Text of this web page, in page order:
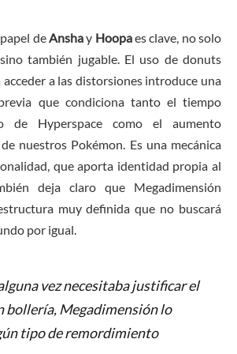
deAnshay Hoopaes clave, no solo
también jugable. El uso de donuts
a las distorsiones introduce una
que condiciona tanto el tiempo
de Hyperspace como el aumento
nuestros Pokémon. Es una mecánica
que aporta identidad propia al
deja claro que Megadimensión
muy definida que no buscará
por igual.
vez necesitaba justificar el
bollería, Megadimensión lo
tipo de remordimiento